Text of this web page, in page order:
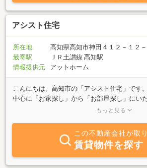
アシスト住宅
所在地
高知県高知市神田４１２－１２－
最寄駅
ＪＲ土讃線 高知駅
情報提供元
アットホーム
こんにちは。高知市の「アシスト住宅」です
中心に「お家探し」から「お部屋探し」にい
ーズに合った物件、プライオリティーの高い
お任せ下さい。全力で皆様をアシストします！
もっと見る
この不動産会社が取
賃貸物件を探す